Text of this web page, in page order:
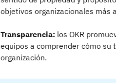
objetivos organizacionales más
Transparencia: los OKR
equipos a comprender cómo
organización.